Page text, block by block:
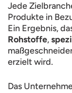
Jede
Produkte in
Ein Ergebnis,
Rohstoffe,
erzielt wird.
Das